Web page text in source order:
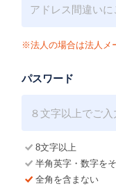
※法人の場合は法人メ
パスワード
8文字以上
半角英字・数字を
全角を含まない